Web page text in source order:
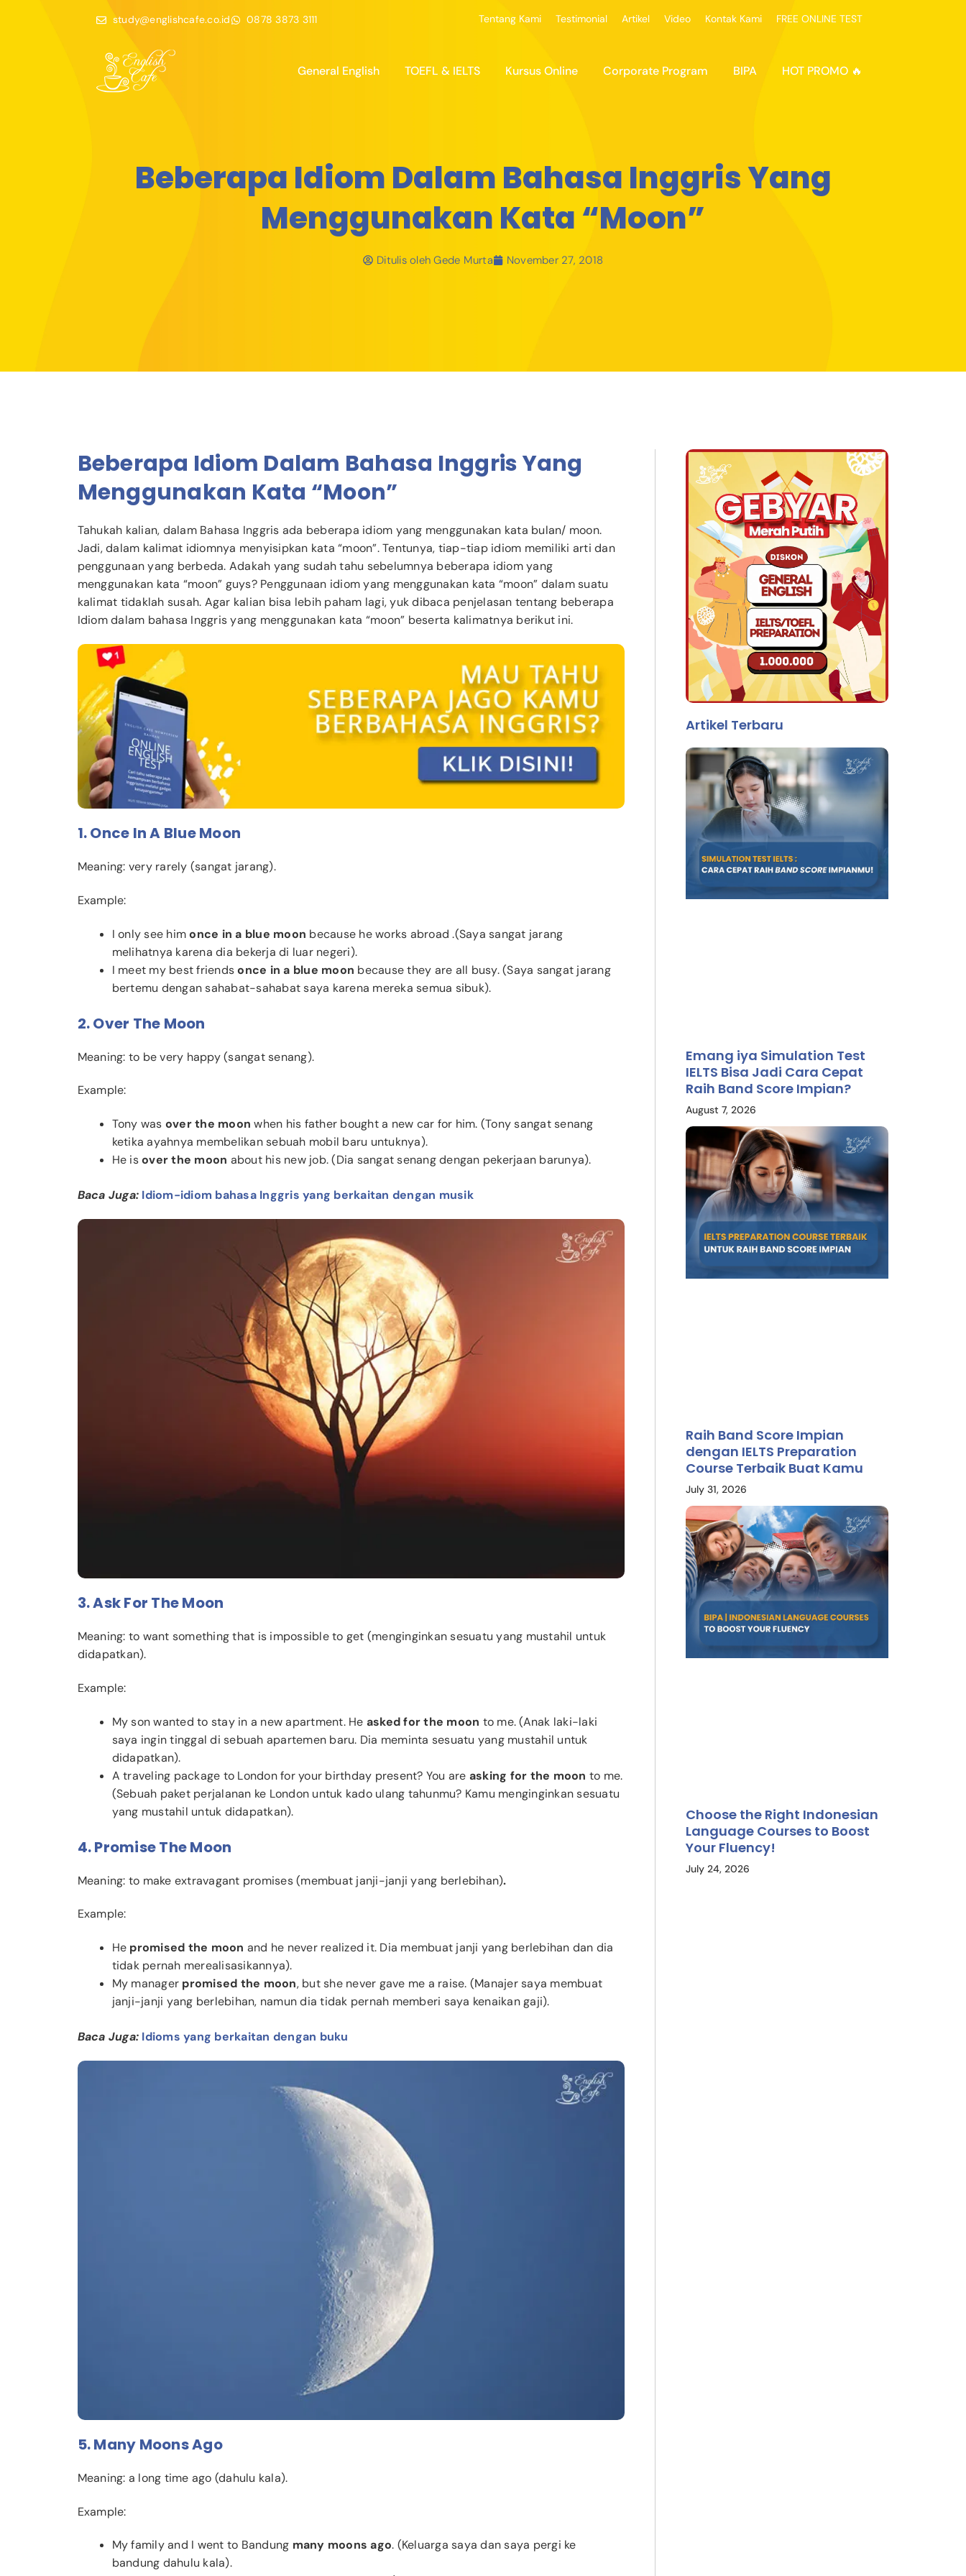
study@englishcafe.co.id 0878 3873 3111 Tentang Kami Testimonial Artikel Video Kontak Kami FREE ONLINE TEST
General English TOEFL & IELTS Kursus Online Corporate Program BIPA HOT PROMO 🔥
Beberapa Idiom Dalam Bahasa Inggris Yang
Menggunakan Kata “Moon”
Ditulis oleh Gede Murta November 27, 2018
Beberapa Idiom Dalam Bahasa Inggris Yang
Menggunakan Kata “Moon”
Tahukah kalian, dalam Bahasa Inggris ada beberapa idiom yang menggunakan kata bulan/ moon.
Jadi, dalam kalimat idiomnya menyisipkan kata “moon”. Tentunya, tiap-tiap idiom memiliki arti dan
penggunaan yang berbeda. Adakah yang sudah tahu sebelumnya beberapa idiom yang
menggunakan kata “moon” guys? Penggunaan idiom yang menggunakan kata “moon” dalam suatu
kalimat tidaklah susah. Agar kalian bisa lebih paham lagi, yuk dibaca penjelasan tentang beberapa
Idiom dalam bahasa Inggris yang menggunakan kata “moon” beserta kalimatnya berikut ini.
1. Once In A Blue Moon
Meaning: very rarely (sangat jarang).
Example:
I only see himonce in a blue moon because he works abroad .(Saya sangat jarang
melihatnya karena dia bekerja di luar negeri).
I meet my best friendsonce in a blue moon because they are all busy. (Saya sangat jarang
bertemu dengan sahabat-sahabat saya karena mereka semua sibuk).
2. Over The Moon
Meaning: to be very happy (sangat senang).
Example:
Tony was over the moon when his father bought a new car for him. (Tony sangat senang
ketika ayahnya membelikan sebuah mobil baru untuknya).
He isover the moon about his new job. (Dia sangat senang dengan pekerjaan barunya).
Baca Juga: Idiom-idiom bahasa Inggris yang berkaitan dengan musik
3. Ask For The Moon
Meaning: to want something that is impossible to get (menginginkan sesuatu yang mustahil untuk
didapatkan).
Example:
My son wanted to stay in a new apartment. He asked for the moon to me. (Anak laki-laki
saya ingin tinggal di sebuah apartemen baru. Dia meminta sesuatu yang mustahil untuk
didapatkan).
A traveling package to London for your birthday present? You are asking for the moon to me.
(Sebuah paket perjalanan ke London untuk kado ulang tahunmu? Kamu menginginkan sesuatu
yang mustahil untuk didapatkan).
4. Promise The Moon
Meaning: to make extravagant promises (membuat janji-janji yang berlebihan).
Example:
He promised the moon and he never realized it. Dia membuat janji yang berlebihan dan dia
tidak pernah merealisasikannya).
My manager promised the moon, but she never gave me a raise. (Manajer saya membuat
janji-janji yang berlebihan, namun dia tidak pernah memberi saya kenaikan gaji).
Baca Juga: Idioms yang berkaitan dengan buku
5. Many Moons Ago
Meaning: a long time ago (dahulu kala).
Example:
My family and I went to Bandung many moons ago. (Keluarga saya dan saya pergi ke
bandung dahulu kala).
Artikel Terbaru
Emang iya Simulation Test
IELTS Bisa Jadi Cara Cepat
Raih Band Score Impian?
August 7, 2026
Raih Band Score Impian
dengan IELTS Preparation
Course Terbaik Buat Kamu
July 31, 2026
Choose the Right Indonesian
Language Courses to Boost
Your Fluency!
July 24, 2026